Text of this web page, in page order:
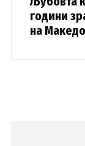
години
на